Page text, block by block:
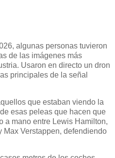
algunas personas tuvieron
de las imágenes más
Usaron en directo un dron
principales de la señal
que estaban viendo la
esas peleas que hacen que
a mano entre Lewis Hamilton,
Max Verstappen, defendiendo